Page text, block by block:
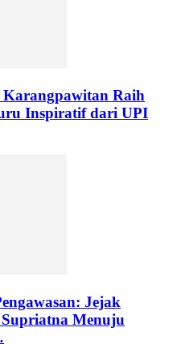
Raih
Inspiratif dari UPI
Jejak
Menuju